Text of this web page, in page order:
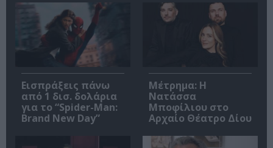
Εισπράξεις πάνω
από 1 δισ. δολάρια
για το “Spider-Man:
Brand New Day”
Μέτρημα: Η
Νατάσσα
Μποφίλιου στο
Αρχαίο Θέατρο Δίου